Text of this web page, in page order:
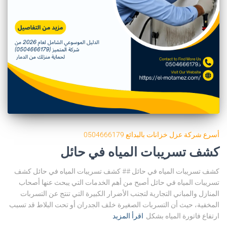
أسرع شركة عزل خزانات بالبدائع 0504666179
كشف تسريبات المياه في حائل
كشف تسريبات المياه في حائل ## كشف تسريبات المياه في حائل كشف
تسريبات المياه في حائل أصبح من أهم الخدمات التي يبحث عنها أصحاب
المنازل والمباني التجارية لتجنب الأضرار الكبيرة التي تنتج عن التسربات
المخفية، حيث أن التسربات الصغيرة خلف الجدران أو تحت البلاط قد تسبب
ارتفاع فاتورة المياه بشكل اقرأ المزيد